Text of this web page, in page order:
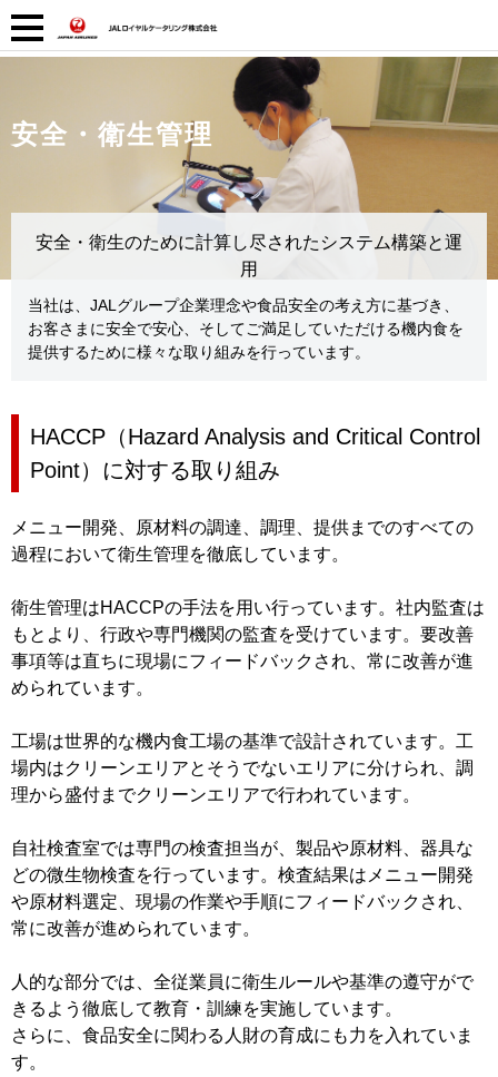
安全・衛生管理
安全・衛生のために計算し尽されたシステム構築と運
用
当社は、JALグループ企業理念や食品安全の考え方に基づき、
お客さまに安全で安心、そしてご満足していただける機内食を
提供するために様々な取り組みを行っています。
HACCP（Hazard Analysis and Critical Control
Point）に対する取り組み
メニュー開発、原材料の調達、調理、提供までのすべての
過程において衛生管理を徹底しています。
衛生管理はHACCPの手法を用い行っています。社内監査は
もとより、行政や専門機関の監査を受けています。要改善
事項等は直ちに現場にフィードバックされ、常に改善が進
められています。
工場は世界的な機内食工場の基準で設計されています。工
場内はクリーンエリアとそうでないエリアに分けられ、調
理から盛付までクリーンエリアで行われています。
自社検査室では専門の検査担当が、製品や原材料、器具な
どの微生物検査を行っています。検査結果はメニュー開発
や原材料選定、現場の作業や手順にフィードバックされ、
常に改善が進められています。
人的な部分では、全従業員に衛生ルールや基準の遵守がで
きるよう徹底して教育・訓練を実施しています。
さらに、食品安全に関わる人財の育成にも力を入れていま
す。